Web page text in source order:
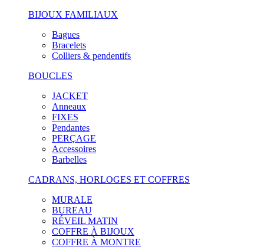
BIJOUX FAMILIAUX
Bagues
Bracelets
Colliers & pendentifs
BOUCLES
JACKET
Anneaux
FIXES
Pendantes
PERÇAGE
Accessoires
Barbelles
CADRANS, HORLOGES ET COFFRES
MURALE
BUREAU
RÉVEIL MATIN
COFFRE À BIJOUX
COFFRE À MONTRE